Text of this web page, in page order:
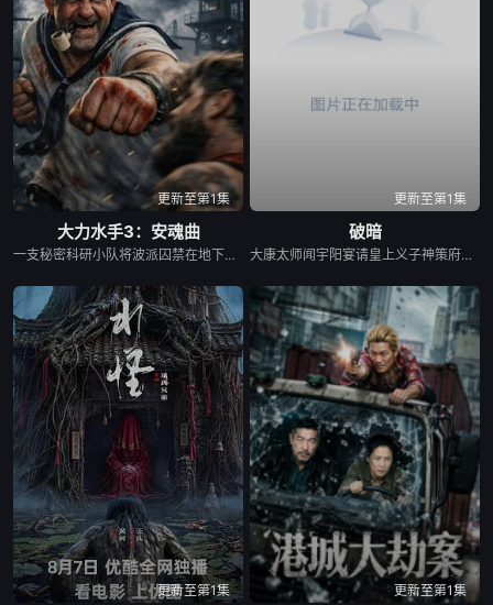
更新至第1集
大力水手3：安魂曲
一支秘密科研小队将波派囚禁在地下军事基地，试图驯化并利用他的超人类力量，将其打造成杀伤力极强的军事武器。残酷的实验不断压榨他的身体，也持续点燃着他心底的怒火。很快实验彻底失控，被狂怒彻底吞噬的波派化身无法阻挡的狂暴怪物，挣脱束缚在基地里横冲直撞，所到之处设施尽毁、伤亡惨重。随着时间不断流逝，伤亡数字持续攀升，基地里的一名科学家必须赌上一切，阻止这头失控的怪物，阻止毁灭向外蔓延。
更新至第1集
破暗
大康太师闻宇阳宴请皇上义子神策府神威将军冷啸天，席间告知他一个消息，刚刚继任北疆镇海王的薛世明遭刺客暗杀，大康名医李长生父子卷入其中，不日将斩首。冷啸天自幼在北疆长大，李长生曾对他有过救命之恩，冷啸天决定亲赴北疆。探求真相...
更新至第1集 更新至第1集